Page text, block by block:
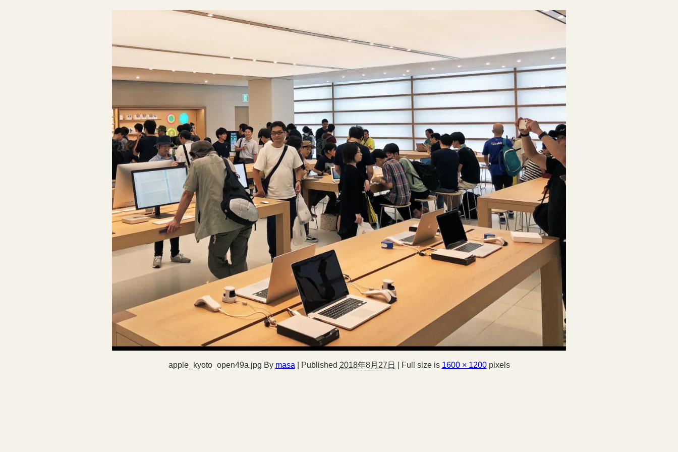
apple_kyoto_open49a.jpg By masa Published 2018年8月27日 Full size is 1600 × 1200pixels